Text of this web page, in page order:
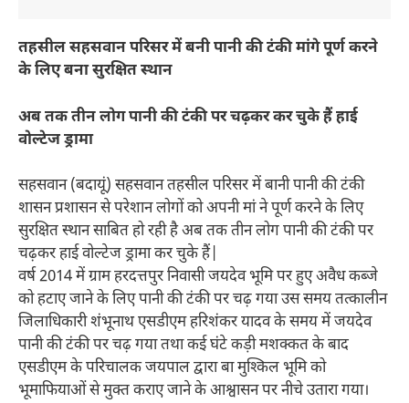
तहसील सहसवान परिसर में बनी पानी की टंकी मांगे पूर्ण करने
के लिए बना सुरक्षित स्थान
अब तक तीन लोग पानी की टंकी पर चढ़कर कर चुके हैं हाई
वोल्टेज ड्रामा
सहसवान (बदायूं) सहसवान तहसील परिसर में बानी पानी की टंकी
शासन प्रशासन से परेशान लोगों को अपनी मां ने पूर्ण करने के लिए
सुरक्षित स्थान साबित हो रही है अब तक तीन लोग पानी की टंकी पर
चढ़कर हाई वोल्टेज ड्रामा कर चुके हैं|
वर्ष 2014 में ग्राम हरदत्तपुर निवासी जयदेव भूमि पर हुए अवैध कब्जे
को हटाए जाने के लिए पानी की टंकी पर चढ़ गया उस समय तत्कालीन
जिलाधिकारी शंभूनाथ एसडीएम हरिशंकर यादव के समय में जयदेव
पानी की टंकी पर चढ़ गया तथा कई घंटे कड़ी मशक्कत के बाद
एसडीएम के परिचालक जयपाल द्वारा बा मुश्किल भूमि को
भूमाफियाओं से मुक्त कराए जाने के आश्वासन पर नीचे उतारा गया।